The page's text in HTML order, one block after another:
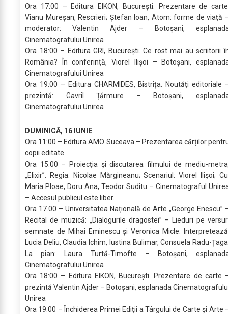
Ora 17:00 – Editura EIKON, București. Prezentare de
Vianu Mureșan, Rescrieri; Ștefan Ioan, Atom: forme de viață
moderator: Valentin Ajder – Botoșani,
Cinematografului Unirea
Ora 18:00 – Editura GRI, București. Ce rost mai au scriitorii
România? În conferință, Viorel Ilișoi – Botoșani,
Cinematografului Unirea
Ora 19:00 – Editura CHARMIDES, Bistrița. Noutăți editoriale
prezintă: Gavril Țărmure – Botoșani,
Cinematografului Unirea
DUMINICĂ, 16 IUNIE
Ora 11:00 – Editura AMO Suceava – Prezentarea cărților
copii editate.
Ora 15:00 – Proiecția și discutarea filmului de mediu-
„Elixir”. Regia: Nicolae Mărgineanu; Scenariul: Viorel Ilișoi;
Maria Ploae, Doru Ana, Teodor Suditu – Cinematograful
– Accesul publicul este liber.
Ora 17.00 – Universitatea Națională de Arte „George Enescu”
Recital de muzică: „Dialogurile dragostei” – Lieduri pe
semnate de Mihai Eminescu și Veronica Micle.
Lucia Deliu, Claudia Ichim, Iustina Bulimar, Consuela Radu-
La pian: Laura Turtă-Timofte – Botoșani,
Cinematografului Unirea
Ora 18:00 – Editura EIKON, București. Prezentare de carte
prezintă Valentin Ajder – Botoșani, esplanada
Unirea
Ora 19.00 – Închiderea Primei Ediții a Târgului de Carte și Arte